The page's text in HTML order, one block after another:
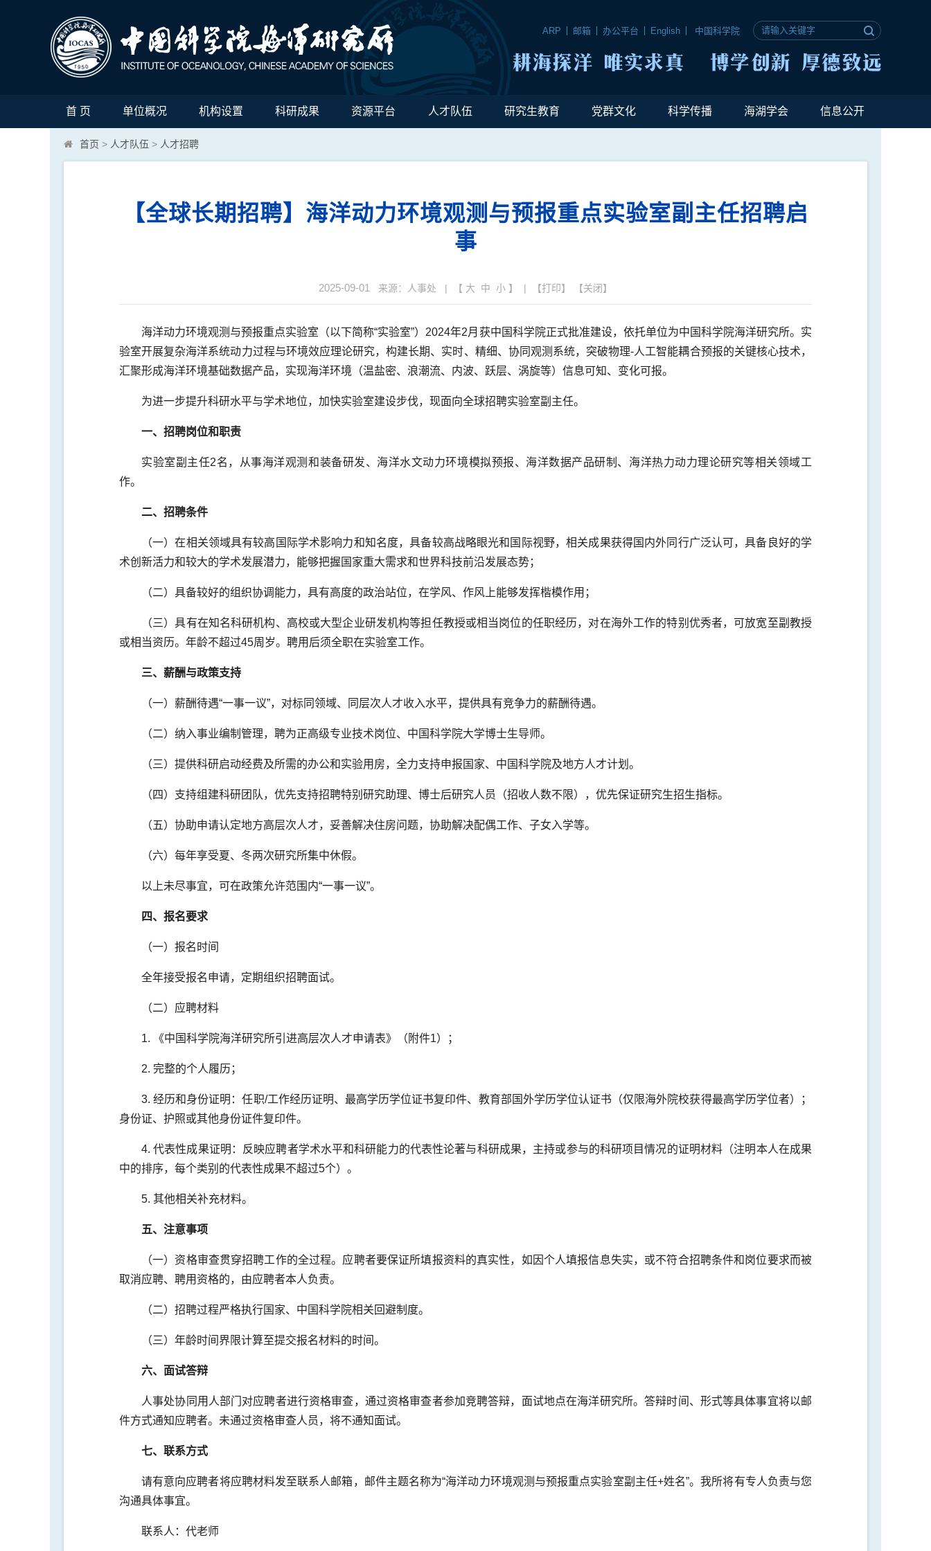
ARP 邮箱 办公平台 English 中国科学院
首 页 单位概况 机构设置 科研成果 资源平台 人才队伍 研究生教育 党群文化 科学传播 海湖学会 信息公开
首页 > 人才队伍 > 人才招聘
【全球长期招聘】海洋动力环境观测与预报重点实验室副主任招聘启
事
2025-09-01 来源：人事处 | 【 大 中 小 】 | 【打印】 【关闭】
海洋动力环境观测与预报重点实验室（以下简称“实验室”）2024年2月获中国科学院正式批准建设，依托单位为中国科学院海洋研究所。实
验室开展复杂海洋系统动力过程与环境效应理论研究，构建长期、实时、精细、协同观测系统，突破物理-人工智能耦合预报的关键核心技术，
汇聚形成海洋环境基础数据产品，实现海洋环境（温盐密、浪潮流、内波、跃层、涡旋等）信息可知、变化可报。
为进一步提升科研水平与学术地位，加快实验室建设步伐，现面向全球招聘实验室副主任。
一、招聘岗位和职责
实验室副主任2名，从事海洋观测和装备研发、海洋水文动力环境模拟预报、海洋数据产品研制、海洋热力动力理论研究等相关领域工
作。
二、招聘条件
（一）在相关领域具有较高国际学术影响力和知名度，具备较高战略眼光和国际视野，相关成果获得国内外同行广泛认可，具备良好的学
术创新活力和较大的学术发展潜力，能够把握国家重大需求和世界科技前沿发展态势；
（二）具备较好的组织协调能力，具有高度的政治站位，在学风、作风上能够发挥楷模作用；
（三）具有在知名科研机构、高校或大型企业研发机构等担任教授或相当岗位的任职经历，对在海外工作的特别优秀者，可放宽至副教授
或相当资历。年龄不超过45周岁。聘用后须全职在实验室工作。
三、薪酬与政策支持
（一）薪酬待遇“一事一议”，对标同领域、同层次人才收入水平，提供具有竞争力的薪酬待遇。
（二）纳入事业编制管理，聘为正高级专业技术岗位、中国科学院大学博士生导师。
（三）提供科研启动经费及所需的办公和实验用房，全力支持申报国家、中国科学院及地方人才计划。
（四）支持组建科研团队，优先支持招聘特别研究助理、博士后研究人员（招收人数不限），优先保证研究生招生指标。
（五）协助申请认定地方高层次人才，妥善解决住房问题，协助解决配偶工作、子女入学等。
（六）每年享受夏、冬两次研究所集中休假。
以上未尽事宜，可在政策允许范围内“一事一议”。
四、报名要求
（一）报名时间
全年接受报名申请，定期组织招聘面试。
（二）应聘材料
1. 《中国科学院海洋研究所引进高层次人才申请表》（附件1）；
2. 完整的个人履历；
3. 经历和身份证明：任职/工作经历证明、最高学历学位证书复印件、教育部国外学历学位认证书（仅限海外院校获得最高学历学位者）；
身份证、护照或其他身份证件复印件。
4. 代表性成果证明：反映应聘者学术水平和科研能力的代表性论著与科研成果，主持或参与的科研项目情况的证明材料（注明本人在成果
中的排序，每个类别的代表性成果不超过5个）。
5. 其他相关补充材料。
五、注意事项
（一）资格审查贯穿招聘工作的全过程。应聘者要保证所填报资料的真实性，如因个人填报信息失实，或不符合招聘条件和岗位要求而被
取消应聘、聘用资格的，由应聘者本人负责。
（二）招聘过程严格执行国家、中国科学院相关回避制度。
（三）年龄时间界限计算至提交报名材料的时间。
六、面试答辩
人事处协同用人部门对应聘者进行资格审查，通过资格审查者参加竞聘答辩，面试地点在海洋研究所。答辩时间、形式等具体事宜将以邮
件方式通知应聘者。未通过资格审查人员，将不通知面试。
七、联系方式
请有意向应聘者将应聘材料发至联系人邮箱，邮件主题名称为“海洋动力环境观测与预报重点实验室副主任+姓名”。我所将有专人负责与您
沟通具体事宜。
联系人：代老师